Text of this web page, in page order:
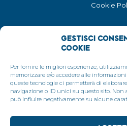
Gestisci
Cookie
Per fornire le migliori esperienze,
memorizzare e/o accedere alle
queste tecnologie ci permetterà di
navigazione o ID unici su questo sito. Non
può influire negativamente su alcune
Cookie
Consolidati è un'azienda